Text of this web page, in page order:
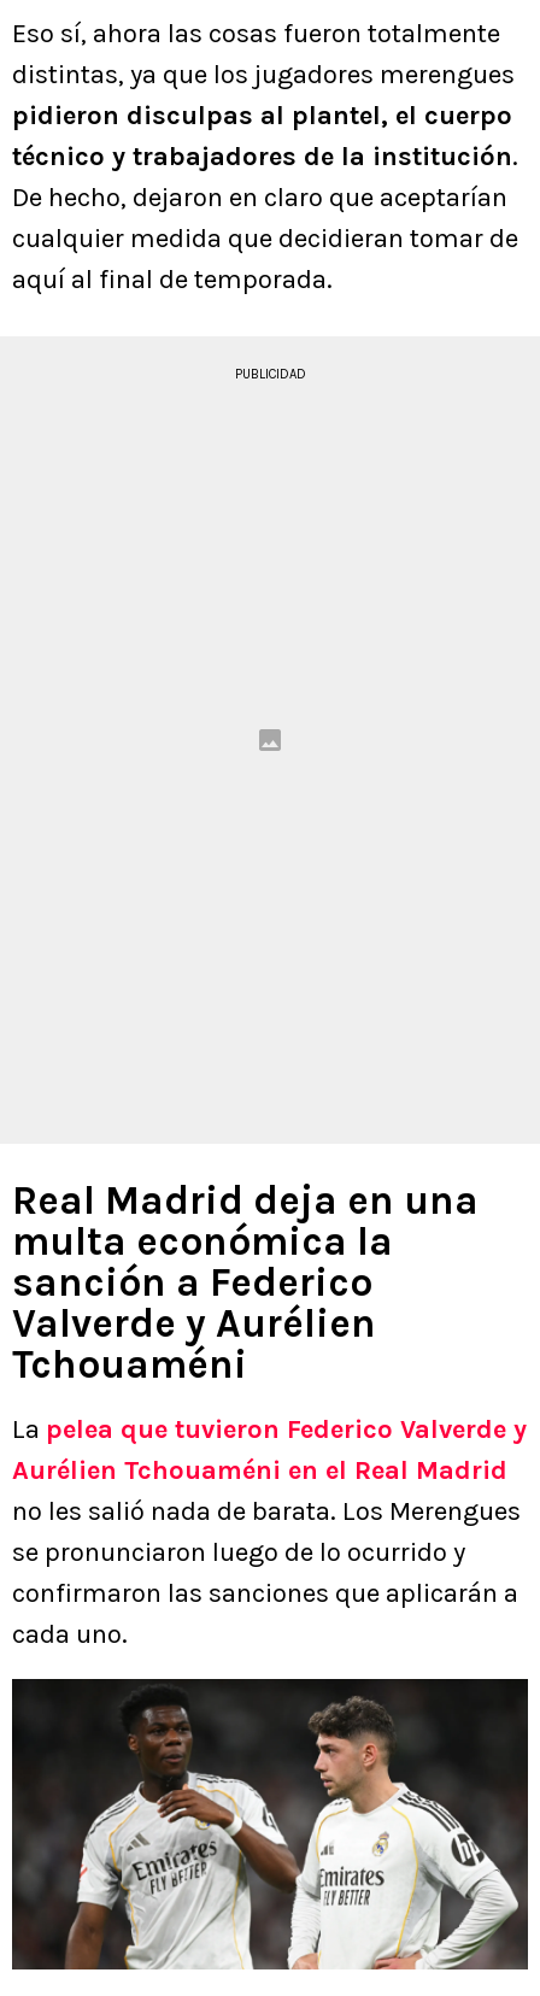
Eso sí, ahora las cosas fueron totalmente
distintas, ya que los jugadores merengues
pidieron disculpas al plantel, el cuerpo
técnico y trabajadores de la institución.
De hecho, dejaron en claro que aceptarían
cualquier medida que decidieran tomar de
aquí al final de temporada.
PUBLICIDAD
Real Madrid deja en una
multa económica la
sanción a Federico
Valverde y Aurélien
Tchouaméni
La pelea que tuvieron Federico Valverde y
Aurélien Tchouaméni en el Real Madrid
no les salió nada de barata. Los Merengues
se pronunciaron luego de lo ocurrido y
confirmaron las sanciones que aplicarán a
cada uno.